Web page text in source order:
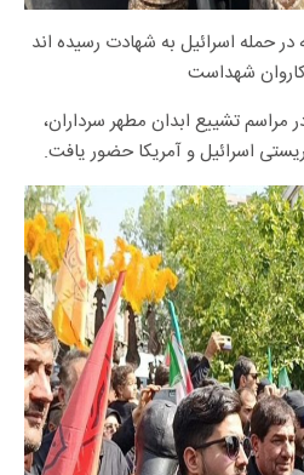
حمله اسرائیل به شهادت رسیده اند
شهداست
تشییع ابدان مطهر سرداران،
اسرائیل و آمریکا حضور یافت.